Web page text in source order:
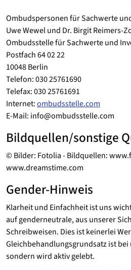
Ombudspersonen für Sachwerte
Uwe Wewel und Dr. Birgit Reimers-
Ombudsstelle für Sachwerte und
Postfach 64 02 22
10048 Berlin
Telefon: 030 25761690
Telefax: 030 25761691
Internet:ombudsstelle.com
E-Mail: info@ombudsstelle.com
Bildquellen/sonstige
© Bilder: Fotolia - Bildquellen:
www.dreamstime.com
Gender-Hinweis
Klarheit und Einfachheit ist uns
auf genderneutrale, aus unserer
Schreibweisen. Dies ist keinerlei
Gleichbehandlungsgrundsatz ist
sondern wird aktiv gelebt.